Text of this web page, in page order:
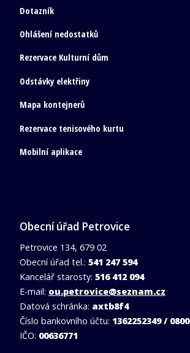
Dotazník
Ohlášení nedostatků
Rezervace Kulturní dům
Odstávky elektřiny
Mapa kontejnerů
Rezervace tenisového kurtu
Mobilní aplikace
Obecní úřad Petrovice
Petrovice 134, 679 02
Obecní úřad tel.: 541 247 594
Kancelář starosty: 516 412 094
E-mail: ou.petrovice@seznam.cz
Datová schránka: axtb8f4
Číslo bankovního účtu: 1362252349 / 0800
IČO: 00636771